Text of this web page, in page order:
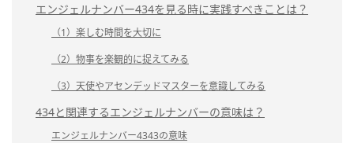
エンジェルナンバー434を見る時に実践すべきことは？
（1）楽しむ時間を大切に
（2）物事を楽観的に捉えてみる
（3）天使やアセンデッドマスターを意識してみる
434と関連するエンジェルナンバーの意味は？
エンジェルナンバー4343の意味